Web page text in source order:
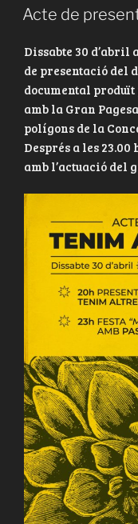
A
Acte de
Dissabte 30 d’abril
de presentació del
documental
amb la Gran
polígons de la
Després a les
amb l’actuació del